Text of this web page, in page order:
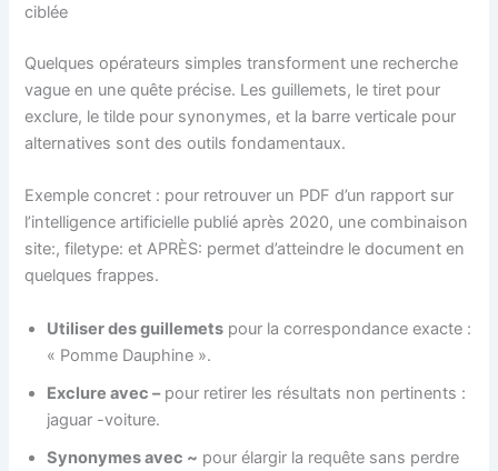
ciblée
Quelques opérateurs simples transforment une recherche
vague en une quête précise. Les guillemets, le tiret pour
exclure, le tilde pour synonymes, et la barre verticale pour
alternatives sont des outils fondamentaux.
Exemple concret : pour retrouver un PDF d’un rapport sur
l’intelligence artificielle publié après 2020, une combinaison
site:, filetype: et APRÈS: permet d’atteindre le document en
quelques frappes.
Utiliser des guillemets pour la correspondance exacte :
« Pomme Dauphine ».
Exclure avec –pour retirer les résultats non pertinents :
jaguar -voiture.
Synonymes avec ~ pour élargir la requête sans perdre